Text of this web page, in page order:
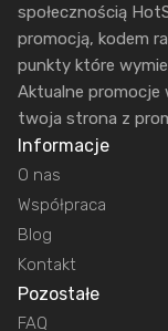
społecznością
promocją, kodem
punkty które
Aktualne
twoja strona z
Informacje
O nas
Współpraca
Blog
Kontakt
Pozostałe
FAQ